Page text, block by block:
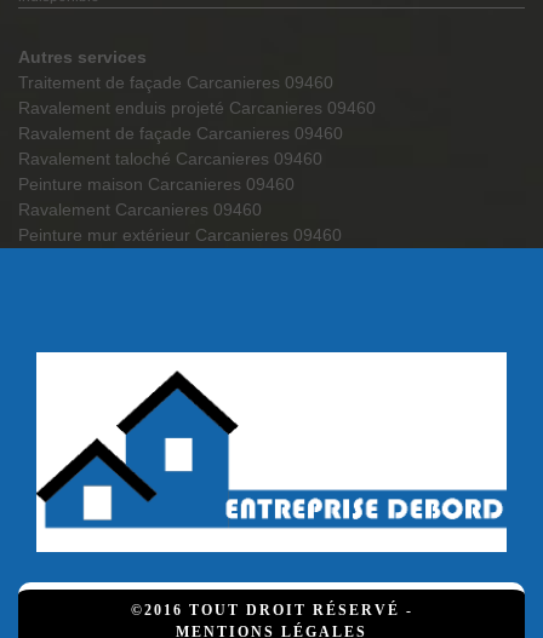
Autres services
Traitement de façade Carcanieres 09460
Ravalement enduis projeté Carcanieres 09460
Ravalement de façade Carcanieres 09460
Ravalement taloché Carcanieres 09460
Peinture maison Carcanieres 09460
Ravalement Carcanieres 09460
Peinture mur extérieur Carcanieres 09460
©2016 TOUT DROIT RÉSERVÉ -
MENTIONS LÉGALES